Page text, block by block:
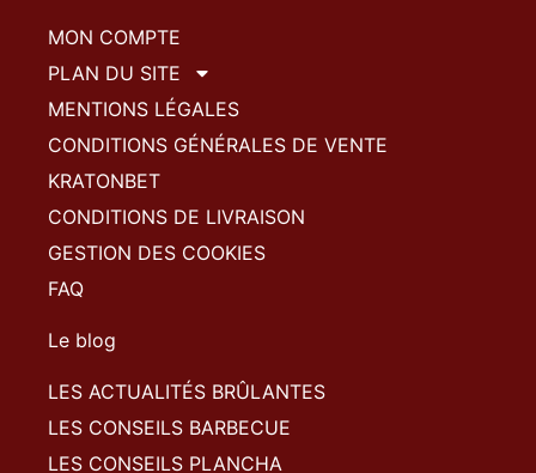
MON COMPTE
PLAN DU SITE
MENTIONS LÉGALES
CONDITIONS GÉNÉRALES DE VENTE
KRATONBET
CONDITIONS DE LIVRAISON
GESTION DES COOKIES
FAQ
Le blog
LES ACTUALITÉS BRÛLANTES
LES CONSEILS BARBECUE
LES CONSEILS PLANCHA